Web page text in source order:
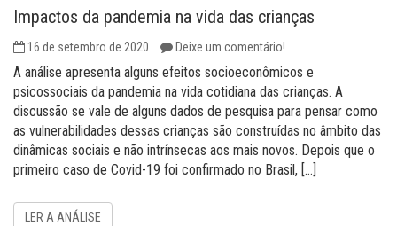
Impactos da pandemia na vida das crianças
16 de setembro de 2020 Deixe um comentário!
A análise apresenta alguns efeitos socioeconômicos e
psicossociais da pandemia na vida cotidiana das crianças. A
discussão se vale de alguns dados de pesquisa para pensar como
as vulnerabilidades dessas crianças são construídas no âmbito das
dinâmicas sociais e não intrínsecas aos mais novos. Depois que o
primeiro caso de Covid-19 foi confirmado no Brasil, […]
LER A ANÁLISE